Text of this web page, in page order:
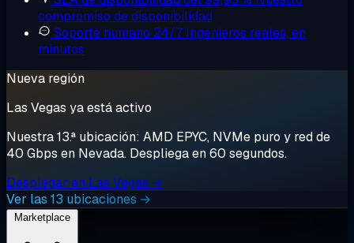
compromiso de disponibilidad
Soporte humano 24/7 Ingenieros reales, en
minutos
Nueva región
Las Vegas ya está activo
Nuestra 13.ª ubicación: AMD EPYC, NVMe puro y red de
40 Gbps en Nevada. Despliega en 60 segundos.
Desplegar en Las Vegas →
Ver las 13 ubicaciones →